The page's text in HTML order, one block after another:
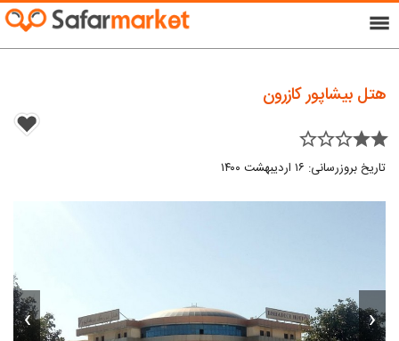
menu
هتل بیشاپور کازرون
star_border star_border star_border star star
تاریخ بروزرسانی: ۱۶ اردیبهشت ۱۴۰۰
‹
›